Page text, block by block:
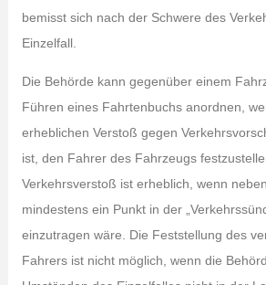
bemisst sich nach der Schwere des
Einzelfall.
Die Behörde kann gegenüber einem
Führen eines Fahrtenbuchs anordnen,
erheblichen Verstoß gegen
ist, den Fahrer des Fahrzeugs
Verkehrsverstoß ist erheblich, wenn
mindestens ein Punkt in der
einzutragen wäre. Die Feststellung des
Fahrers ist nicht möglich, wenn die